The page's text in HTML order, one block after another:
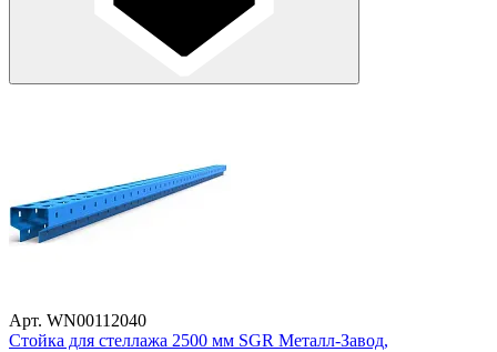
Арт. WN00112040
Стойка для стеллажа 2500 мм SGR Металл-Завод,